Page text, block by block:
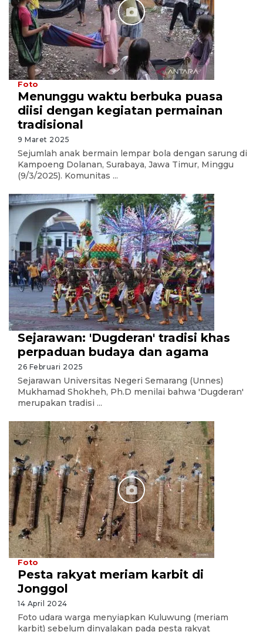
Foto
Menunggu waktu berbuka puasa
diisi dengan kegiatan permainan
tradisional
9 Maret 2025
Sejumlah anak bermain lempar bola dengan sarung di
Kampoeng Dolanan, Surabaya, Jawa Timur, Minggu
(9/3/2025). Komunitas ...
Sejarawan: 'Dugderan' tradisi khas
perpaduan budaya dan agama
26 Februari 2025
Sejarawan Universitas Negeri Semarang (Unnes)
Mukhamad Shokheh, Ph.D menilai bahwa 'Dugderan'
merupakan tradisi ...
Foto
Pesta rakyat meriam karbit di
Jonggol
14 April 2024
Foto udara warga menyiapkan Kuluwung (meriam
karbit) sebelum dinyalakan pada pesta rakyat